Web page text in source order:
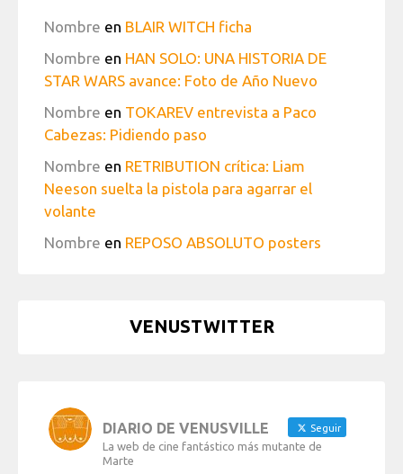
Nombre en BLAIR WITCH ficha
Nombre en HAN SOLO: UNA HISTORIA DE
STAR WARS avance: Foto de Año Nuevo
Nombre en TOKAREV entrevista a Paco
Cabezas: Pidiendo paso
Nombre en RETRIBUTION crítica: Liam
Neeson suelta la pistola para agarrar el
volante
Nombre en REPOSO ABSOLUTO posters
VENUSTWITTER
DIARIO DE VENUSVILLE Seguir
La web de cine fantástico más mutante de
Marte